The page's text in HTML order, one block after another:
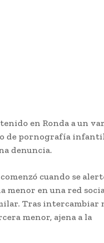
en Ronda a un
de pornografía
denuncia.
cuando se
menor en una red
Tras intercambiar
menor, ajena a la